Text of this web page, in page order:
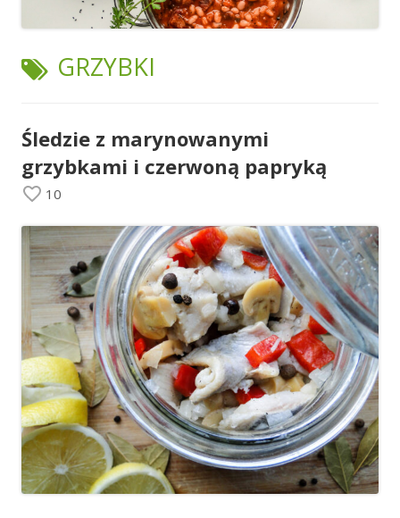
TAGI:
GRZYBKI
Śledzie z marynowanymi
grzybkami i czerwoną papryką
10